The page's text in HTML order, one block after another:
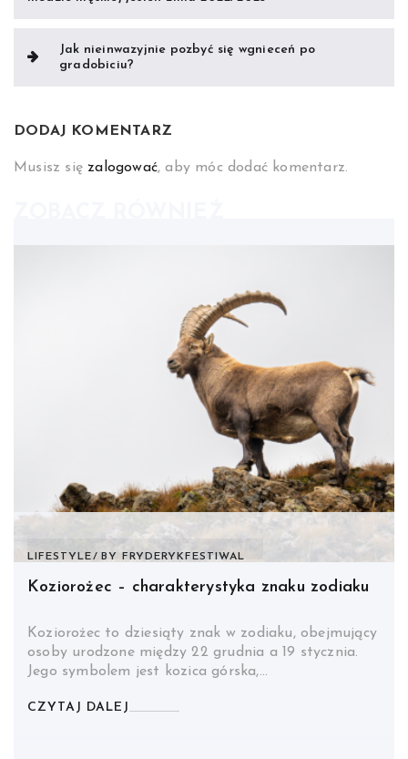
Jak nieinwazyjnie pozbyć się wgnieceń po
gradobiciu?
DODAJ KOMENTARZ
Musisz się zalogować, aby móc dodać komentarz.
LIFESTYLE BY FRYDERYKFESTIWAL
Koziorożec – charakterystyka znaku zodiaku
Koziorożec to dziesiąty znak w zodiaku, obejmujący
osoby urodzone między 22 grudnia a 19 stycznia.
Jego symbolem jest kozica górska,…
CZYTAJ DALEJ